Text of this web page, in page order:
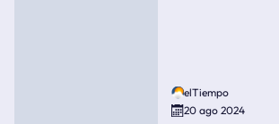
elTiempo
20 ago 2024